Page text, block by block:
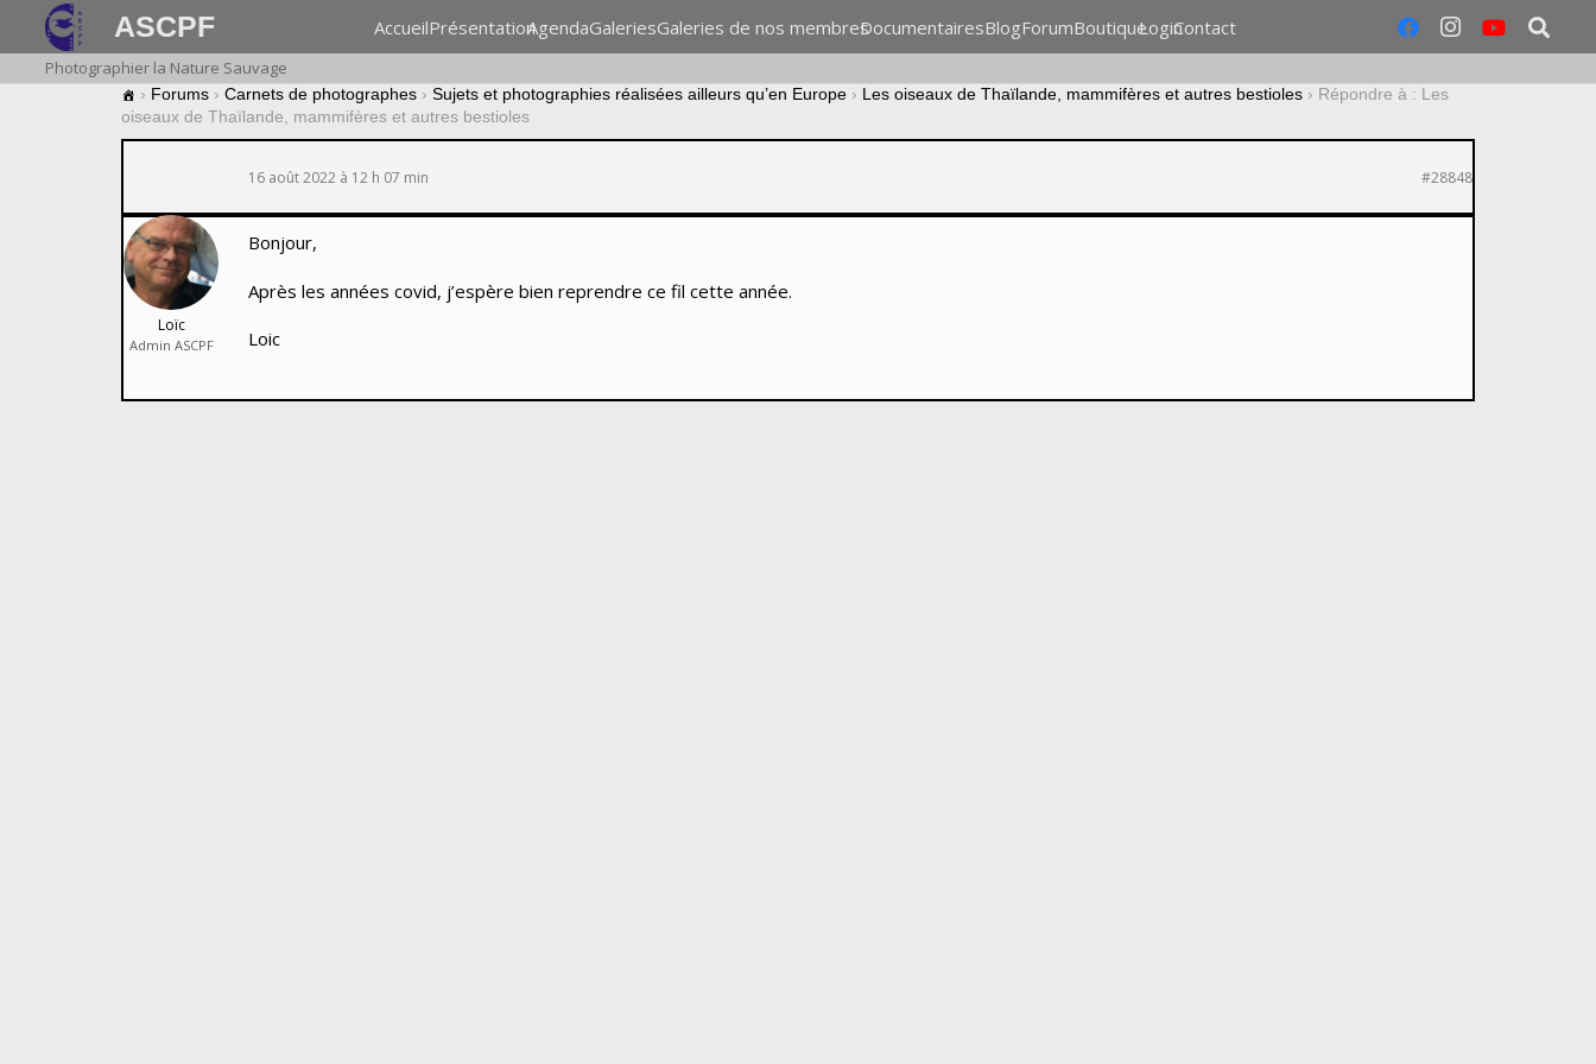
ASCPF AccueilPrésentationAgendaGaleriesGaleries de nos membresDocumentairesBlogForumBoutiqueLoginContact
Photographier la Nature Sauvage
› Forums › Carnets de photographes › Sujets et photographies réalisées ailleurs qu’en Europe › Les oiseaux de Thaïlande, mammifères et autres bestioles › Répondre à : Les
oiseaux de Thaïlande, mammifères et autres bestioles
16 août 2022 à 12 h 07 min #28848
Loïc
Admin ASCPF
Bonjour,
Après les années covid, j’espère bien reprendre ce fil cette année.
Loic